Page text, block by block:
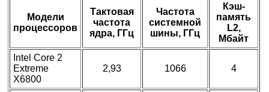
Модели
процессоров
Тактовая
частота
ядра, ГГц
Частота
системной
шины, ГГц
Кэш-
память
L2,
Мбайт
Intel Core 2
Extreme
X6800
2,93 1066 4